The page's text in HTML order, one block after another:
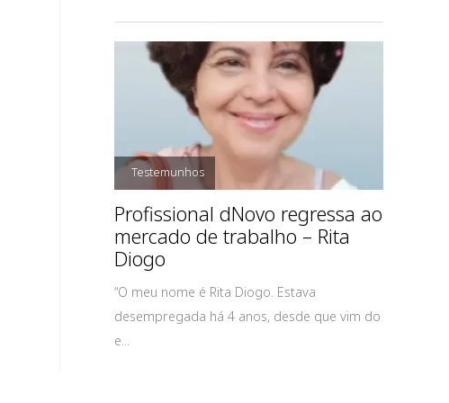
Testemunhos
Profissional dNovo regressa ao
mercado de trabalho – Rita
Diogo
“O meu nome é Rita Diogo. Estava
desempregada há 4 anos, desde que vim do
e...